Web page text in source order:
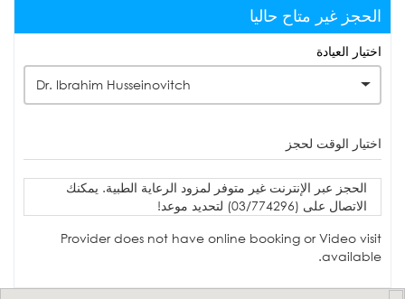
الحجز غير متاح حاليا
اختيار العيادة
Dr. Ibrahim Husseinovitch
اختيار الوقت لحجز
الحجز عبر الإنترنت غير متوفر لمزود الرعاية الطبية. يمكنك
الاتصال على (03/774296) لتحديد موعد!
Provider does not have online booking or Video visit
available.